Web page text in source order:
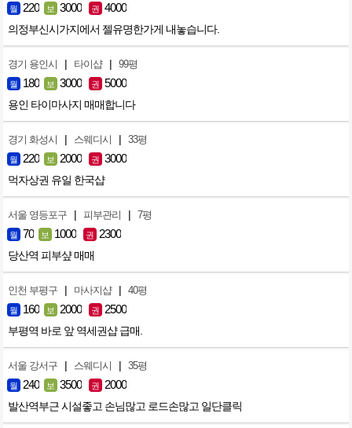
월 220 보 3000 권 4000
의정부신시가지에서 젤유명한가게 내놓습니다.
경기 용인시 | 타이샵 | 99평
월 180 보 3000 권 5000
용인 타이마사지 매매합니다
경기 화성시 | 스웨디시 | 33평
월 220 보 2000 권 3000
먹자상권 유일 한국샵
서울 영등포구 | 피부관리 | 7평
월 70 보 1000 권 2300
당산역 피부샾 매매
인천 부평구 | 마사지샵 | 40평
월 160 보 2000 권 2500
부평역 바로 앞 역세권샵 급매.
서울 강서구 | 스웨디시 | 35평
월 240 보 3500 권 2000
발산역부근 시설좋고 손님많고 로드손많고 일단클릭